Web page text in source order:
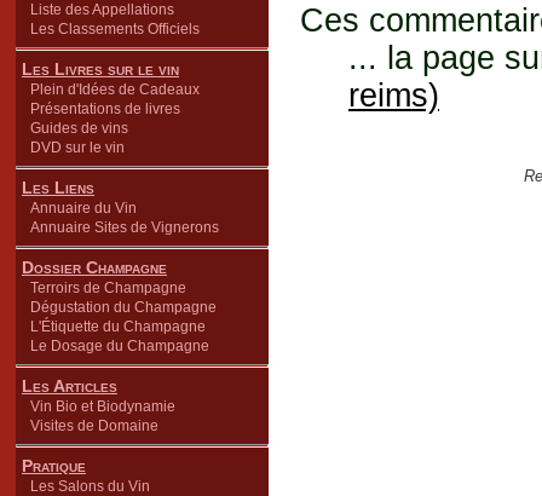
Liste des Appellations
Les Classements Officiels
Les Livres sur le vin
Plein d'Idées de Cadeaux
Présentations de livres
Guides de vins
DVD sur le vin
Les Liens
Annuaire du Vin
Annuaire Sites de Vignerons
Dossier Champagne
Terroirs de Champagne
Dégustation du Champagne
L'Étiquette du Champagne
Le Dosage du Champagne
Les Articles
Vin Bio et Biodynamie
Visites de Domaine
Pratique
Les Salons du Vin
Ces
... la page
reims)